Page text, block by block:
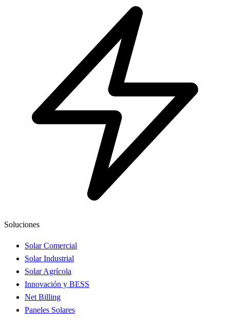
Soluciones
Solar Comercial
Solar Industrial
Solar Agrícola
Innovación y BESS
Net Billing
Paneles Solares